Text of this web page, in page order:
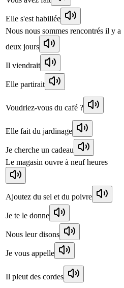
Elle s'est habillée
Nous nous sommes rencontrés il y a
deux jours
Il viendrait
Elle partirait
Voudriez-vous du café ?
Elle fait du jardinage
Je cherche un cadeau
Le magasin ouvre à neuf heures
Ajoutez du sel et du poivre
Je te le donne
Nous leur disons
Je vous appelle
Il pleut des cordes